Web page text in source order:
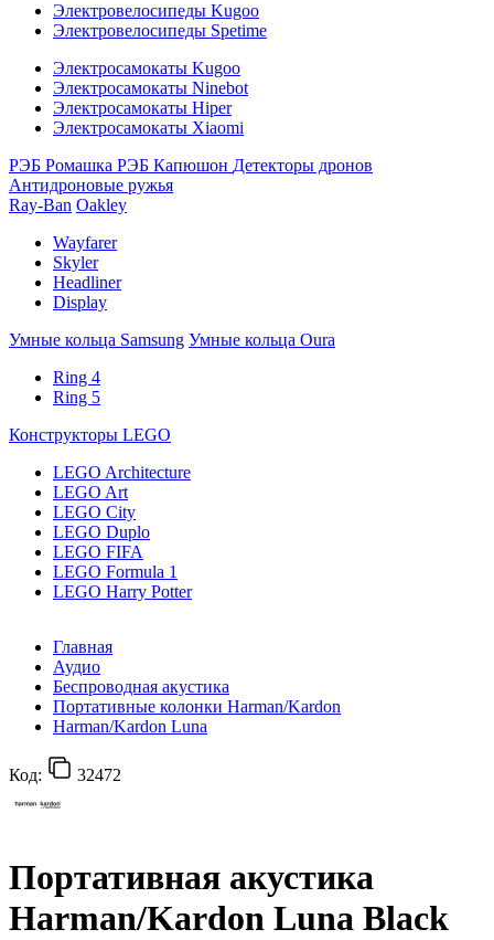
Электровелосипеды Kugoo
Электровелосипеды Spetime
Электросамокаты Kugoo
Электросамокаты Ninebot
Электросамокаты Hiper
Электросамокаты Xiaomi
РЭБ Ромашка РЭБ Капюшон Детекторы дронов
Антидроновые ружья
Ray-Ban Oakley
Wayfarer
Skyler
Headliner
Display
Умные кольца Samsung Умные кольца Oura
Ring 4
Ring 5
Конструкторы LEGO
LEGO Architecture
LEGO Art
LEGO City
LEGO Duplo
LEGO FIFA
LEGO Formula 1
LEGO Harry Potter
Главная
Аудио
Беспроводная акустика
Портативные колонки Harman/Kardon
Harman/Kardon Luna
Код: 32472
Портативная акустика
Harman/Kardon Luna Black